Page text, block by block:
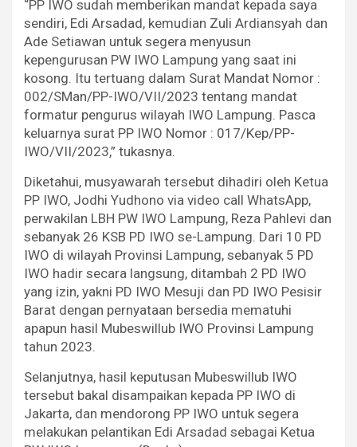
“PP IWO sudah memberikan mandat kepada saya
sendiri, Edi Arsadad, kemudian Zuli Ardiansyah dan
Ade Setiawan untuk segera menyusun
kepengurusan PW IWO Lampung yang saat ini
kosong. Itu tertuang dalam Surat Mandat Nomor :
002/SMan/PP-IWO/VII/2023 tentang mandat
formatur pengurus wilayah IWO Lampung. Pasca
keluarnya surat PP IWO Nomor : 017/Kep/PP-
IWO/VII/2023,” tukasnya.
Diketahui, musyawarah tersebut dihadiri oleh Ketua
PP IWO, Jodhi Yudhono via video call WhatsApp,
perwakilan LBH PW IWO Lampung, Reza Pahlevi dan
sebanyak 26 KSB PD IWO se-Lampung. Dari 10 PD
IWO di wilayah Provinsi Lampung, sebanyak 5 PD
IWO hadir secara langsung, ditambah 2 PD IWO
yang izin, yakni PD IWO Mesuji dan PD IWO Pesisir
Barat dengan pernyataan bersedia mematuhi
apapun hasil Mubeswillub IWO Provinsi Lampung
tahun 2023.
Selanjutnya, hasil keputusan Mubeswillub IWO
tersebut bakal disampaikan kepada PP IWO di
Jakarta, dan mendorong PP IWO untuk segera
melakukan pelantikan Edi Arsadad sebagai Ketua